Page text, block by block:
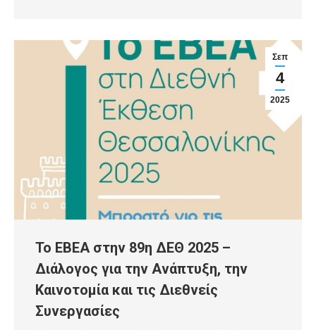
Σεπ
4
2025
Το ΕΒΕΑ στην 89η ΔΕΘ 2025 –
Διάλογος για την Ανάπτυξη, την
Καινοτομία και τις Διεθνείς
Συνεργασίες